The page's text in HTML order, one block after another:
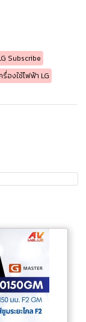
Subscribe
องใช้ไฟฟ้า LG